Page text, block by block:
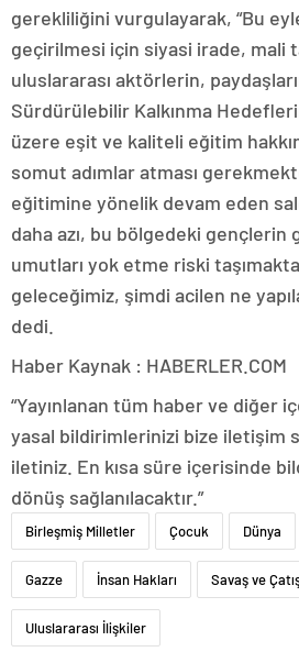
gerekliliğini vurgulayarak, “Bu
geçirilmesi için siyasi irade, mali
uluslararası aktörlerin,
Sürdürülebilir Kalkınma
üzere eşit ve kaliteli eğitim
somut adımlar atması
eğitimine yönelik devam eden
daha azı, bu bölgedeki gençlerin
umutları yok etme riski
geleceğimiz, şimdi acilen ne
dedi.
Haber Kaynak : HABERLER.COM
“Yayınlanan tüm haber ve diğer
yasal bildirimlerinizi bize iletişim
iletiniz. En kısa süre içerisinde
dönüş sağlanılacaktır.”
Birleşmiş Milletler Çocuk Dünya
Gazze İnsan Hakları Savaş ve
Uluslararası İlişkiler